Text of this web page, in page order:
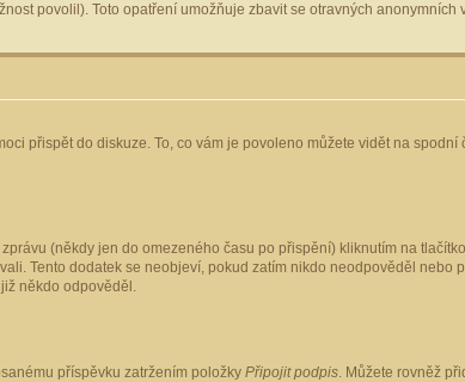
povolil). Toto opatření umožňuje zbavit se otravných
přispět do diskuze. To, co vám je povoleno můžete vidět na spodní
(někdy jen do omezeného času po přispění) kliknutím na tlačítko
Tento dodatek se neobjeví, pokud zatím nikdo neodpověděl nebo
někdo odpověděl.
příspěvku zatržením položky Připojit podpis. Můžete rovněž